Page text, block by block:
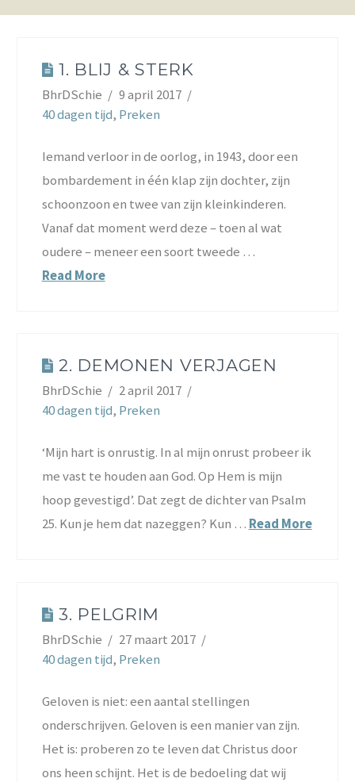
1. BLIJ & STERK
BhrDSchie
9 april 2017
40 dagen tijd, Preken
Iemand verloor in de oorlog, in 1943, door een
bombardement in één klap zijn dochter, zijn
schoonzoon en twee van zijn kleinkinderen.
Vanaf dat moment werd deze – toen al wat
oudere – meneer een soort tweede …
Read More
2. DEMONEN VERJAGEN
BhrDSchie
2 april 2017
40 dagen tijd, Preken
‘Mijn hart is onrustig. In al mijn onrust probeer ik
me vast te houden aan God. Op Hem is mijn
hoop gevestigd’. Dat zegt de dichter van Psalm
25. Kun je hem dat nazeggen? Kun … Read More
3. PELGRIM
BhrDSchie
27 maart 2017
40 dagen tijd, Preken
Geloven is niet: een aantal stellingen
onderschrijven. Geloven is een manier van zijn.
Het is: proberen zo te leven dat Christus door
ons heen schijnt. Het is de bedoeling dat wij